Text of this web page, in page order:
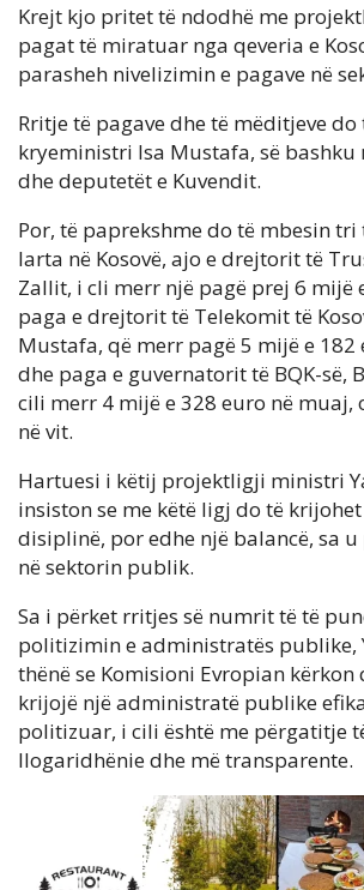
Krejt kjo pritet të ndodhë me
pagat të miratuar nga qeveria e
parasheh nivelizimin e pagave në
Rritje të pagave dhe të mëditjeve do
kryeministri Isa Mustafa, së
dhe deputetët e Kuvendit.
Por, të paprekshme do të mbesin
larta në Kosovë, ajo e drejtorit të
Zallit, i cli merr një pagë prej 6 mijë
paga e drejtorit të Telekomit të
Mustafa, që merr pagë 5 mijë e 182
dhe paga e guvernatorit të BQK-së,
cili merr 4 mijë e 328 euro në muaj,
në vit.
Hartuesi i këtij projektligji ministri
insiston se me këtë ligj do të
disiplinë, por edhe një balancë, sa
në sektorin publik.
Sa i përket rritjes së numrit të të
politizimin e administratës publike,
thënë se Komisioni Evropian kërkon
krijojë një administratë publike
politizuar, i cili është me përgatitje
llogaridhënie dhe më transparente.